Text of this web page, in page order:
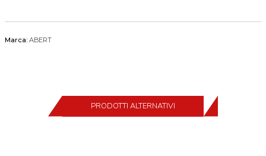
Marca: ABERT
PRODOTTI ALTERNATIVI